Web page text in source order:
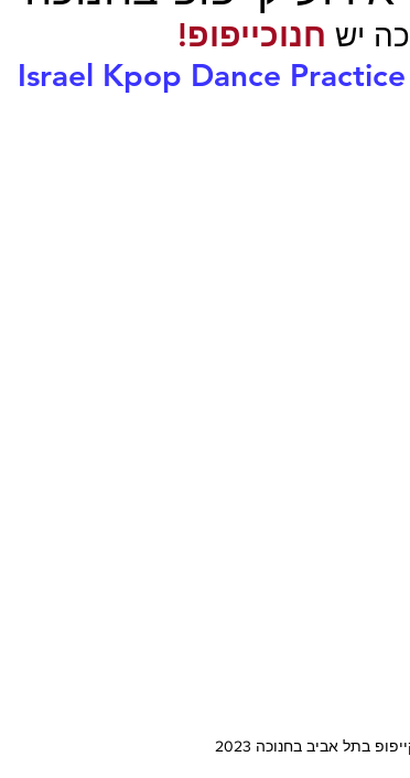
יש חנוכייפופ!
Israel Kpop Dance Practice